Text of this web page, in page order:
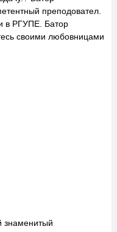
преподовател.
в РГУПЕ. Батор
своими любовницами
знаменитый